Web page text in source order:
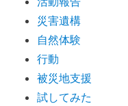
災害遺構
自然体験
行動
被災地支援
試してみた